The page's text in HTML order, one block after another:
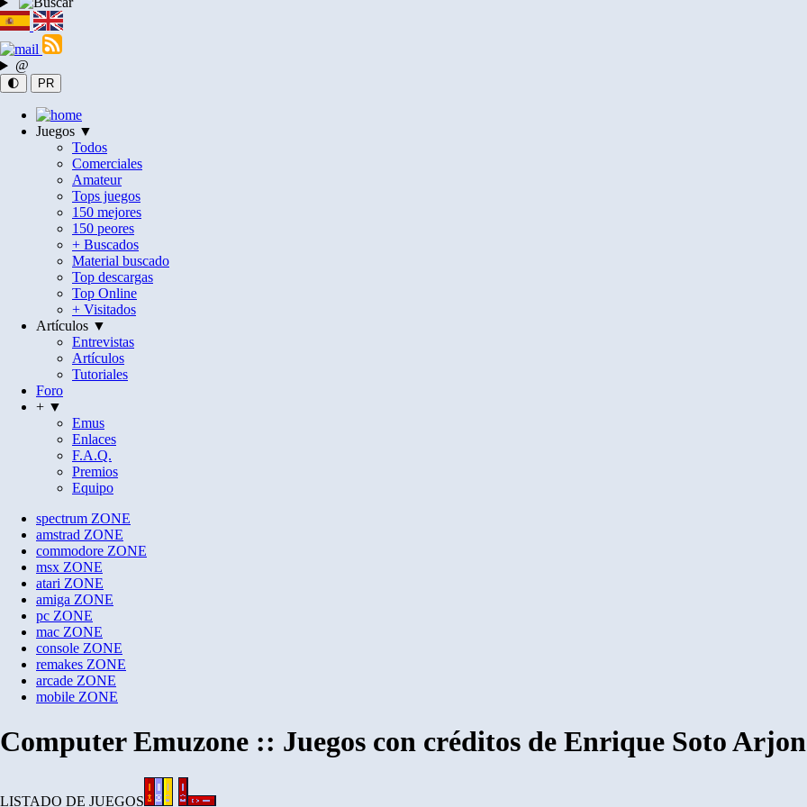
@
🌓 PR
Juegos ▼
Todos
Comerciales
Amateur
Tops juegos
150 mejores
150 peores
+ Buscados
Material buscado
Top descargas
Top Online
+ Visitados
Artículos ▼
Entrevistas
Artículos
Tutoriales
Foro
+ ▼
Emus
Enlaces
F.A.Q.
Premios
Equipo
spectrum ZONE
amstrad ZONE
commodore ZONE
msx ZONE
atari ZONE
amiga ZONE
pc ZONE
mac ZONE
console ZONE
remakes ZONE
arcade ZONE
mobile ZONE
Computer Emuzone :: Juegos con créditos de Enrique Soto
LISTADO DE JUEGOS